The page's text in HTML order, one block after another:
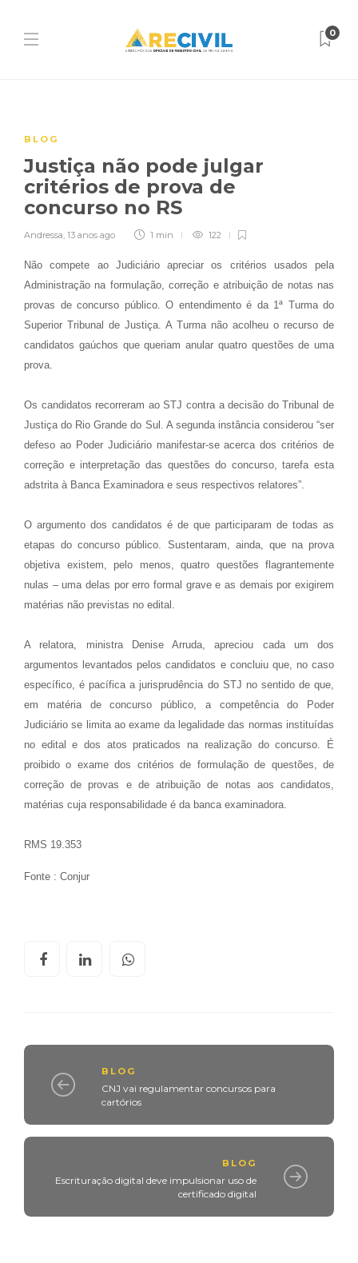
0
BLOG
Justiça não pode julgar
critérios de prova de
concurso no RS
Andressa, 13 anos ago 1 min 122
Não compete ao Judiciário apreciar os critérios usados pela
Administração na formulação, correção e atribuição de notas nas
provas de concurso público. O entendimento é da 1ª Turma do
Superior Tribunal de Justiça. A Turma não acolheu o recurso de
candidatos gaúchos que queriam anular quatro questões de uma
prova.
Os candidatos recorreram ao STJ contra a decisão do Tribunal de
Justiça do Rio Grande do Sul. A segunda instância considerou “ser
defeso ao Poder Judiciário manifestar-se acerca dos critérios de
correção e interpretação das questões do concurso, tarefa esta
adstrita à Banca Examinadora e seus respectivos relatores”.
O argumento dos candidatos é de que participaram de todas as
etapas do concurso público. Sustentaram, ainda, que na prova
objetiva existem, pelo menos, quatro questões flagrantemente
nulas – uma delas por erro formal grave e as demais por exigirem
matérias não previstas no edital.
A relatora, ministra Denise Arruda, apreciou cada um dos
argumentos levantados pelos candidatos e concluiu que, no caso
específico, é pacífica a jurisprudência do STJ no sentido de que,
em matéria de concurso público, a competência do Poder
Judiciário se limita ao exame da legalidade das normas instituídas
no edital e dos atos praticados na realização do concurso. É
proibido o exame dos critérios de formulação de questões, de
correção de provas e de atribuição de notas aos candidatos,
matérias cuja responsabilidade é da banca examinadora.
RMS 19.353
Fonte : Conjur
BLOG
CNJ vai regulamentar concursos para
cartórios
BLOG
Escrituração digital deve impulsionar uso de
certificado digital